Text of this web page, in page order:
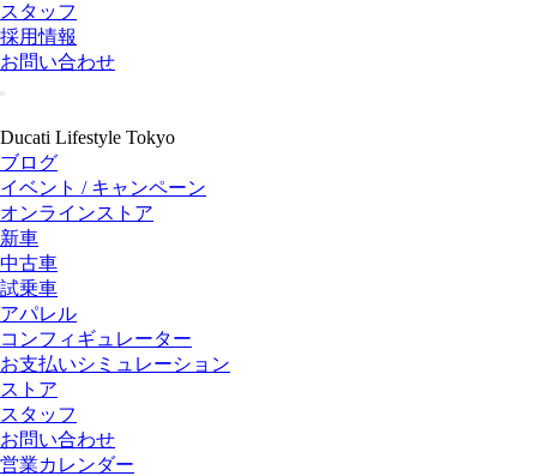
スタッフ
採用情報
お問い合わせ
Ducati Lifestyle Tokyo
ブログ
イベント / キャンペーン
オンラインストア
新車
中古車
試乗車
アパレル
コンフィギュレーター
お支払いシミュレーション
ストア
スタッフ
お問い合わせ
営業カレンダー